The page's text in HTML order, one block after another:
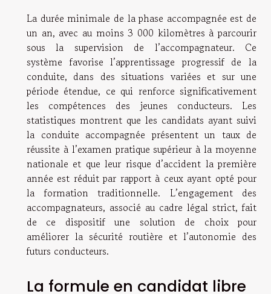
La durée minimale de la phase accompagnée est de
un an, avec au moins 3 000 kilomètres à parcourir
sous la supervision de l’accompagnateur. Ce
système favorise l’apprentissage progressif de la
conduite, dans des situations variées et sur une
période étendue, ce qui renforce significativement
les compétences des jeunes conducteurs. Les
statistiques montrent que les candidats ayant suivi
la conduite accompagnée présentent un taux de
réussite à l’examen pratique supérieur à la moyenne
nationale et que leur risque d’accident la première
année est réduit par rapport à ceux ayant opté pour
la formation traditionnelle. L’engagement des
accompagnateurs, associé au cadre légal strict, fait
de ce dispositif une solution de choix pour
améliorer la sécurité routière et l’autonomie des
futurs conducteurs.
La formule en candidat libre